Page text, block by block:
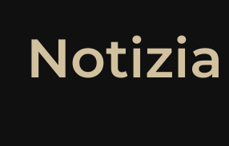
Notizia